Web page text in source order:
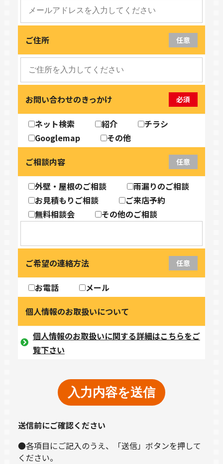
ご住所 任意
お問い合わせのきっかけ 必須
ネット検索 紹介
チラシ
Googlemap
その他
ご相談内容
任意
外壁・屋根のご相談
雨漏りのご相談
お見積もりご相談
ご来店予約
無料相談会
その他のご相談
ご希望の連絡方法 任意
お電話
メール
個人情報のお取扱いについて
個人情報のお取扱いに関する詳細はこちらをご
覧下さい
送信前にご確認ください
●各項目にご記入のうえ、「送信」ボタンを押して
ください。